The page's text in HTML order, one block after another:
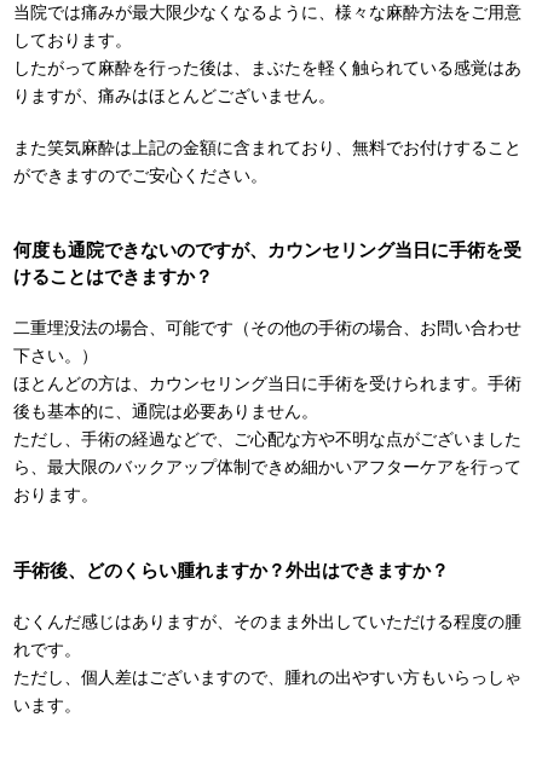
当院では痛みが最大限少なくなるように、様々な麻酔方法をご用意
しております。
したがって麻酔を行った後は、まぶたを軽く触られている感覚はあ
りますが、痛みはほとんどございません。
また笑気麻酔は上記の金額に含まれており、無料でお付けすること
ができますのでご安心ください。
何度も通院できないのですが、カウンセリング当日に手術を受
けることはできますか？
二重埋没法の場合、可能です（その他の手術の場合、お問い合わせ
下さい。）
ほとんどの方は、カウンセリング当日に手術を受けられます。手術
後も基本的に、通院は必要ありません。
ただし、手術の経過などで、ご心配な方や不明な点がございました
ら、最大限のバックアップ体制できめ細かいアフターケアを行って
おります。
手術後、どのくらい腫れますか？外出はできますか？
むくんだ感じはありますが、そのまま外出していただける程度の腫
れです。
ただし、個人差はございますので、腫れの出やすい方もいらっしゃ
います。